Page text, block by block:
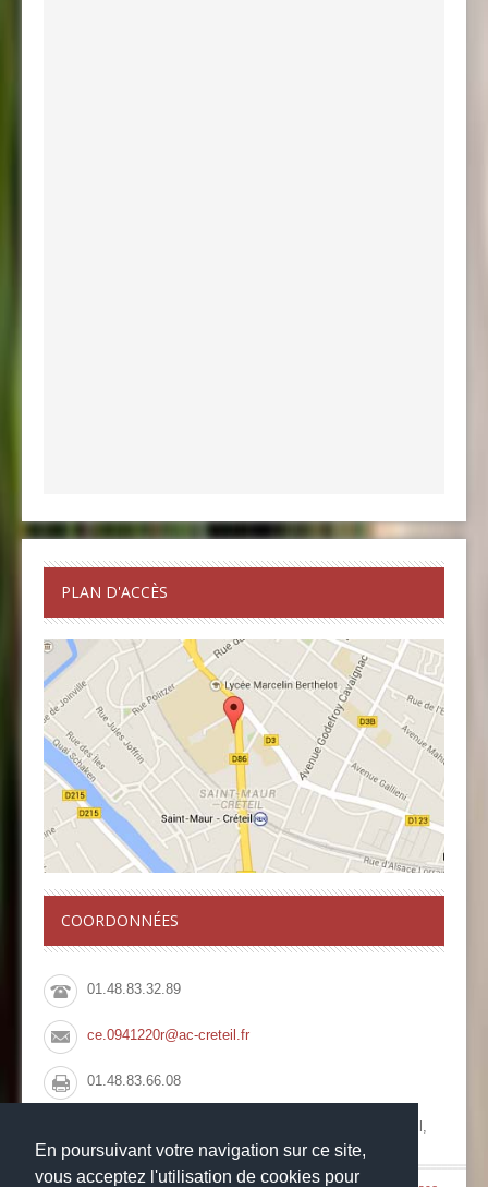
En poursuivant votre navigation sur ce site,
vous acceptez l'utilisation de cookies pour
PLAN D'ACCÈS
COORDONNÉES
01.48.83.32.89
ce.0941220r@ac-creteil.fr
01.48.83.66.08
Collège François Rabelais, 10 Rue du Pont de Créteil,
94100 Saint Maur des Fossés